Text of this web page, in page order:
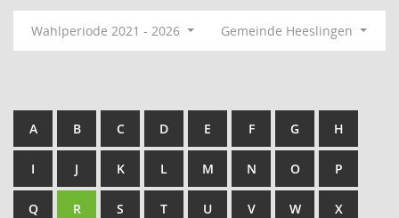
Wahlperiode 2021 - 2026 Gemeinde Heeslingen
A B C D E F G H
I J K L M N O P
Q R S T U V W X